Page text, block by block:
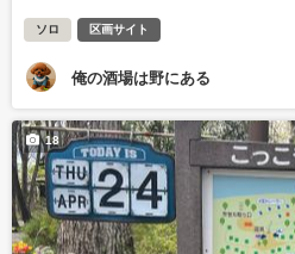
ソロ 区画サイト
俺の酒場は野にある
18